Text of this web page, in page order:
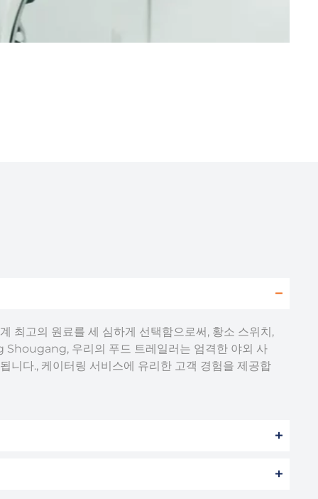
최고의 원료를 세 심하게 선택함으로써, 황소 스위치,
우리의 푸드 트레일러는 엄격한 야외 사
니다., 케이터링 서비스에 유리한 고객 경험을 제공합